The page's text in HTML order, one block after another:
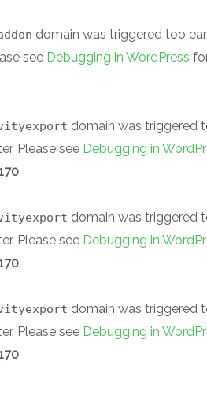
domain was triggered too
see Debugging in WordPress
domain was triggered
Please see Debugging in
domain was triggered
Please see Debugging in
domain was triggered
Please see Debugging in